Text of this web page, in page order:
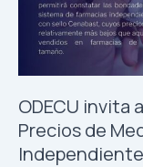
ODECU invita
Precios de
Precios
Medicamentos
Independientes